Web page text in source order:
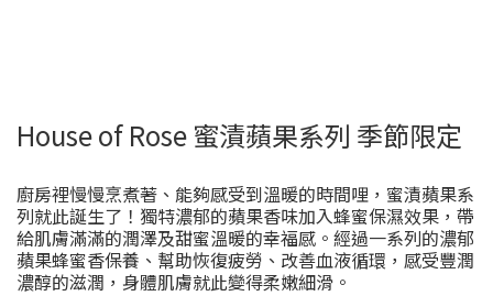
House of Rose 蜜漬蘋果系列 季節限定
廚房裡慢慢烹煮著、能夠感受到溫暖的時間哩，蜜漬蘋果系
列就此誕生了！獨特濃郁的蘋果香味加入蜂蜜保濕效果，帶
給肌膚滿滿的潤澤及甜蜜溫暖的幸福感。經過一系列的濃郁
蘋果蜂蜜香保養、幫助恢復疲勞、改善血液循環，感受豐潤
濃醇的滋潤，身體肌膚就此變得柔嫩細滑。